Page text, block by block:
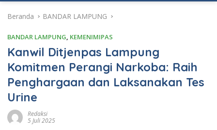
Beranda BANDAR LAMPUNG
BANDAR LAMPUNG, KEMENIMIPAS
Kanwil Ditjenpas Lampung
Komitmen Perangi Narkoba: Raih
Penghargaan dan Laksanakan Tes
Urine
Redaksi
5 Juli 2025